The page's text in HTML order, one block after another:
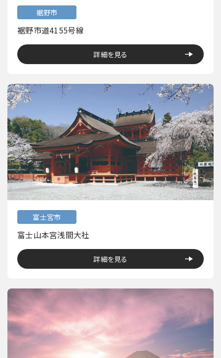
裾野市
裾野市道4155号線
詳細を見る
富士宮市
富士山本宮浅間大社
詳細を見る